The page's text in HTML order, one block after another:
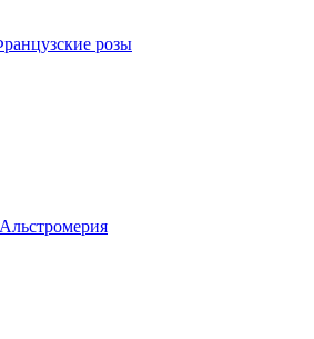
розы
Альстромерия